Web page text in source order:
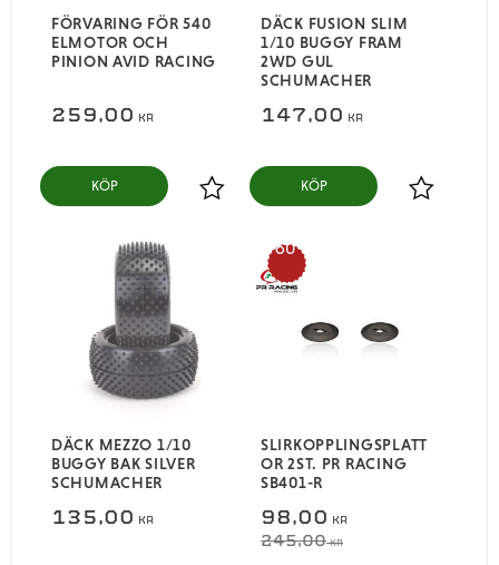
FÖRVARING FÖR 540
ELMOTOR OCH
PINION AVID RACING
259,00 KR
Lägg till i favoriter
KÖP
DÄCK FUSION SLIM
1/10 BUGGY FRAM
2WD GUL
SCHUMACHER
147,00 KR
Lägg till i
KÖP
DÄCK MEZZO 1/10
BUGGY BAK SILVER
SCHUMACHER
135,00 KR
SLIRKOPPLINGSPLATT
OR 2ST. PR RACING
SB401-R
98,00 KR
245,00KR
60
%